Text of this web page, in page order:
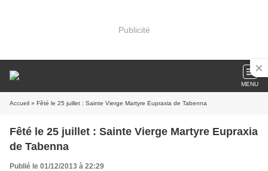
Publicité
MENU
Accueil » Fêté le 25 juillet : Sainte Vierge Martyre Eupraxia de Tabenna
Fêté le 25 juillet : Sainte Vierge Martyre Eupraxia
de Tabenna
Publié le 01/12/2013 à 22:29